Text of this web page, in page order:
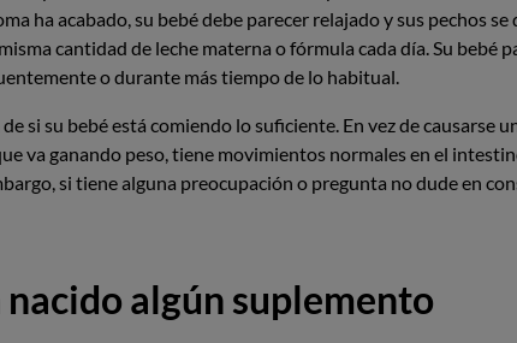
ha acabado, su bebé debe parecer relajado y sus pechos
cantidad de leche materna o fórmula cada día. Su bebé
o durante más tiempo de lo habitual.
si su bebé está comiendo lo suficiente. En vez de causarse
va ganando peso, tiene movimientos normales en el
si tiene alguna preocupación o pregunta no dude en
algún suplemento